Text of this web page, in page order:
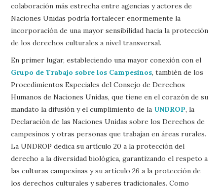
colaboración más estrecha entre agencias y actores de
Naciones Unidas podría fortalecer enormemente la
incorporación de una mayor sensibilidad hacia la protección
de los derechos culturales a nivel transversal.
En primer lugar, estableciendo una mayor conexión con el
Grupo de Trabajo sobre los Campesinos, también de los
Procedimientos Especiales del Consejo de Derechos
Humanos de Naciones Unidas, que tiene en el corazón de su
mandato la difusión y el cumplimiento de la UNDROP, la
Declaración de las Naciones Unidas sobre los Derechos de
campesinos y otras personas que trabajan en áreas rurales.
La UNDROP dedica su artículo 20 a la protección del
derecho a la diversidad biológica, garantizando el respeto a
las culturas campesinas y su artículo 26 a la protección de
los derechos culturales y saberes tradicionales. Como